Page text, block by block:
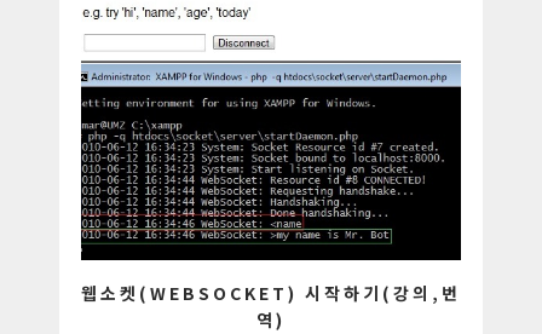
웹소켓(WEBSOCKET) 시작하기(강의,번
역)